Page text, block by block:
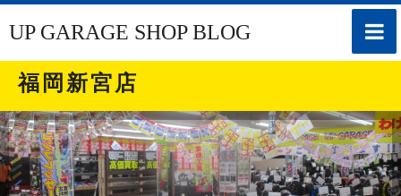
toggle
UP GARAGE SHOP BLOG
福岡新宮店